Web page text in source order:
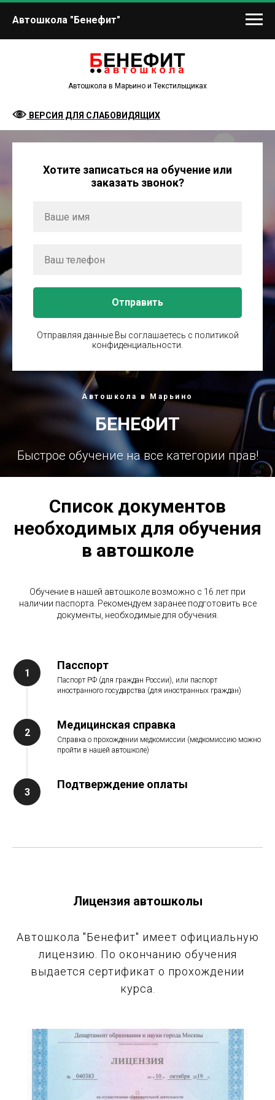
Автошкола "Бенефит"
Автошкола в Марьино и Текстильщиках
ВЕРСИЯ ДЛЯ СЛАБОВИДЯЩИХ
Хотите записаться на обучение или
заказать звонок?
Отправить
Отправляя данные Вы соглашаетесь с политикой
конфиденциальности.
Автошкола в Марьино
БЕНЕФИТ
Быстрое обучение на все категории прав!
Список документов
необходимых для обучения
в автошколе
Обучение в нашей автошколе возможно с 16 лет при
наличии паспорта. Рекомендуем заранее подготовить все
документы, необходимые для обучения.
Пасспорт
Паспорт РФ (для граждан России), или паспорт
иностранного государства (для иностранных граждан)
Медицинская справка
Справка о прохождении медкомиссии (медкомиссию можно
пройти в нашей автошколе)
Подтверждение оплаты
Лицензия автошколы
Автошкола "Бенефит" имеет официальную
лицензию. По окончанию обучения
выдается сертификат о прохождении
курса.